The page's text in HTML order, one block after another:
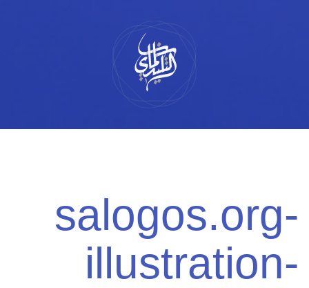
salogos.org-
illustration-